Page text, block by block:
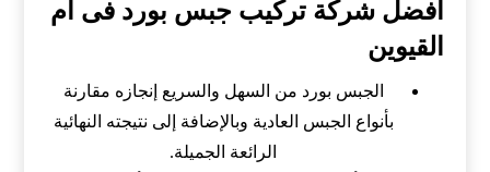
أفضل شركة تركيب جبس بورد فى ام
القيوين
الجبس بورد من السهل والسريع إنجازه مقارنة
بأنواع الجبس العادية وبالإضافة إلى نتيجته النهائية
الرائعة الجميلة.